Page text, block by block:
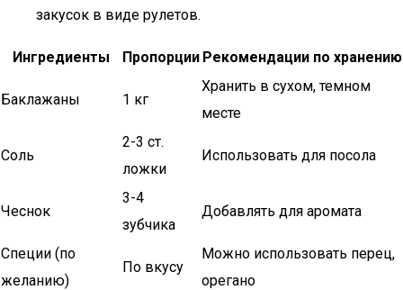
закусок в виде рулетов.
Ингредиенты Пропорции Рекомендации по хранению
Баклажаны 1 кг
Хранить в сухом, темном
месте
Соль
2-3 ст.
ложки
Использовать для посола
Чеснок
3-4
зубчика
Добавлять для аромата
Специи (по
желанию)
По вкусу
Можно использовать перец,
орегано